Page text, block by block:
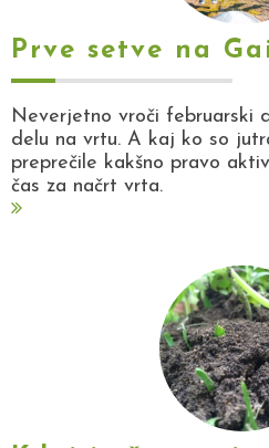
Prve setve na
Neverjetno vroči februarski
delu na vrtu. A kaj ko so
preprečile kakšno pravo
čas za načrt vrta.